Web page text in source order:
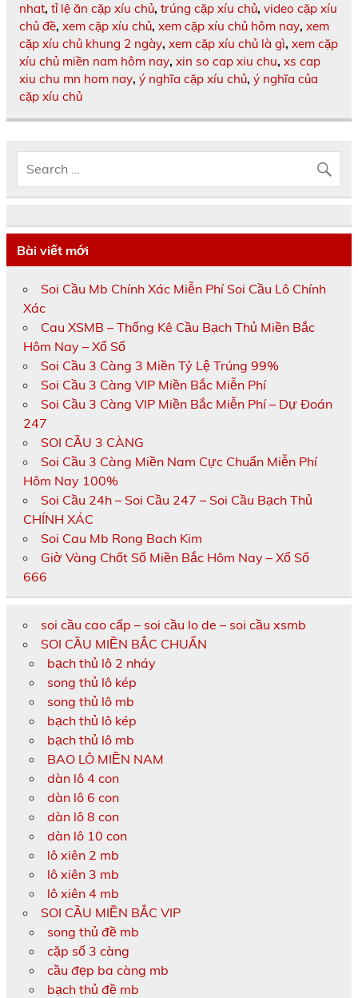
nhat, tỉ lệ ăn cặp xíu chủ, trúng cặp xíu chủ, video cặp xíu
chủ đề, xem cặp xíu chủ, xem cặp xíu chủ hôm nay, xem
cặp xíu chủ khung 2 ngày, xem cặp xíu chủ là gì, xem cặp
xíu chủ miền nam hôm nay, xin so cap xiu chu, xs cap
xiu chu mn hom nay, ý nghĩa cặp xíu chủ, ý nghĩa của
cặp xíu chủ
Bài viết mới
Soi Cầu Mb Chính Xác Miễn Phí Soi Cầu Lô Chính
Xác
Cau XSMB – Thống Kê Cầu Bạch Thủ Miền Bắc
Hôm Nay – Xổ Số
Soi Cầu 3 Càng 3 Miền Tỷ Lệ Trúng 99%
Soi Cầu 3 Càng VIP Miền Bắc Miễn Phí
Soi Cầu 3 Càng VIP Miền Bắc Miễn Phí – Dự Đoán
247
SOI CẦU 3 CÀNG
Soi Cầu 3 Càng Miền Nam Cực Chuẩn Miễn Phí
Hôm Nay 100%
Soi Cầu 24h – Soi Cầu 247 – Soi Cầu Bạch Thủ
CHÍNH XÁC
Soi Cau Mb Rong Bach Kim
Giờ Vàng Chốt Số Miền Bắc Hôm Nay – Xổ Số
666
soi cầu cao cấp – soi cầu lo de – soi cầu xsmb
SOI CẦU MIỀN BẮC CHUẨN
bạch thủ lô 2 nháy
song thủ lô kép
song thủ lô mb
bạch thủ lô kép
bạch thủ lô mb
BAO LÔ MIỀN NAM
dàn lô 4 con
dàn lô 6 con
dàn lô 8 con
dàn lô 10 con
lô xiên 2 mb
lô xiên 3 mb
lô xiên 4 mb
SOI CẦU MIỀN BẮC VIP
song thủ đề mb
cặp số 3 càng
cầu đẹp ba càng mb
bạch thủ đề mb